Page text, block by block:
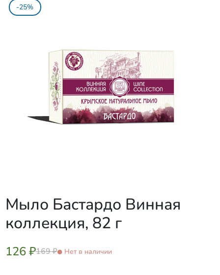
-25%
Мыло Бастардо Винная
коллекция, 82 г
126 ₽169 ₽ Нет в наличии